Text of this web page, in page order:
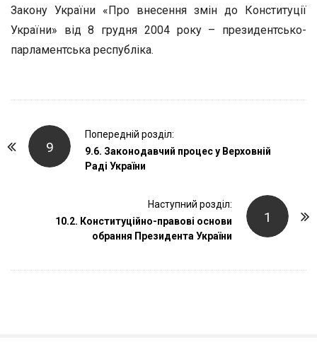
Закону України «Про внесення змін до Конституції
України» від 8 грудня 2004 року – президентсько-
парламентська республіка.
9
Попередній розділ:
9.6. Законодавчий процес у Верховній
Раді України
1
Наступний розділ:
10.2. Конституційно-правові основи
обрання Президента України